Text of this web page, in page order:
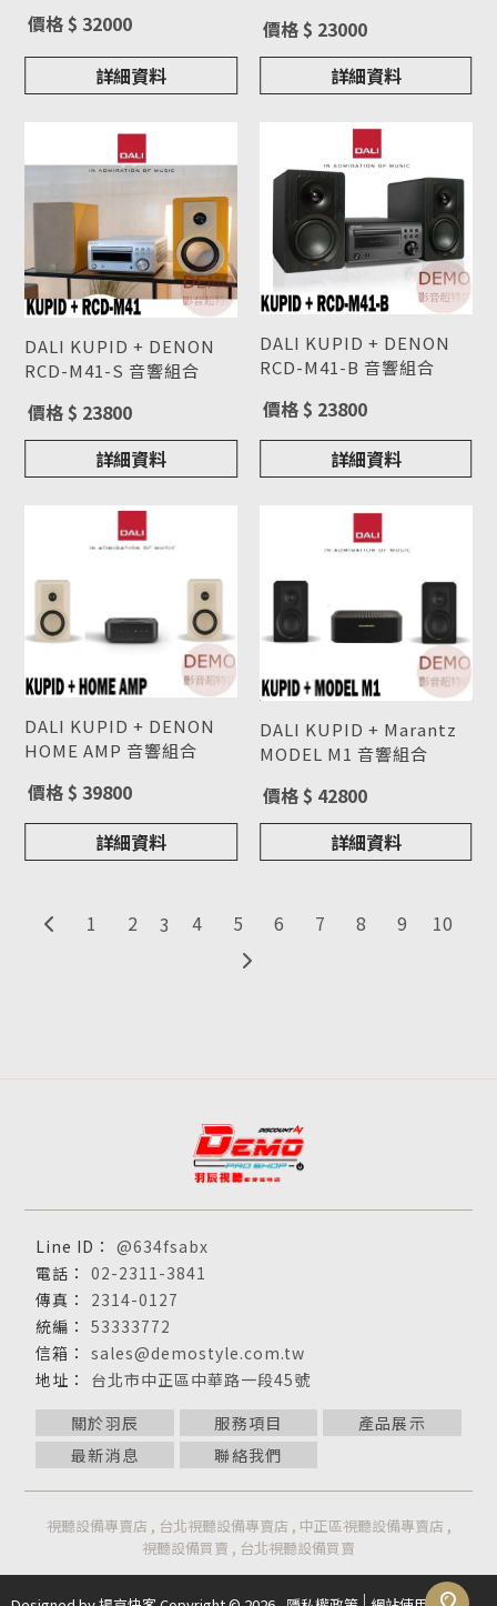
價格 $ 32000
詳細資料
價格 $ 23000
詳細資料
DALI KUPID + DENON
RCD-M41-S 音響組合
DENON RCD-M41-S 音響
組合
價格 $ 23800
詳細資料
DALI KUPID + DENON
RCD-M41-B 音響組合
DENON RCD-M41-B 音響
組合
價格 $ 23800
詳細資料
DALI KUPID + DENON
HOME AMP 音響組合
DENON HOME AMP 音響
組合
價格 $ 39800
詳細資料
DALI KUPID + Marantz
MODEL M1 音響組合
Marantz MODEL M1 音響
組合
價格 $ 42800
詳細資料
1 2 3 4 5 6 7 8 9 10
@634fsabx
02-2311-3841
2314-0127
53333772
sales@demostyle.com.tw
台北市中正區中華路一段45號
關於羽辰
服務項目
產品展示
最新消息
聯絡我們
視聽設備專賣店 台北視聽設備專賣店
中正區視聽設備專賣店
視聽設備買賣
台北視聽設備買賣